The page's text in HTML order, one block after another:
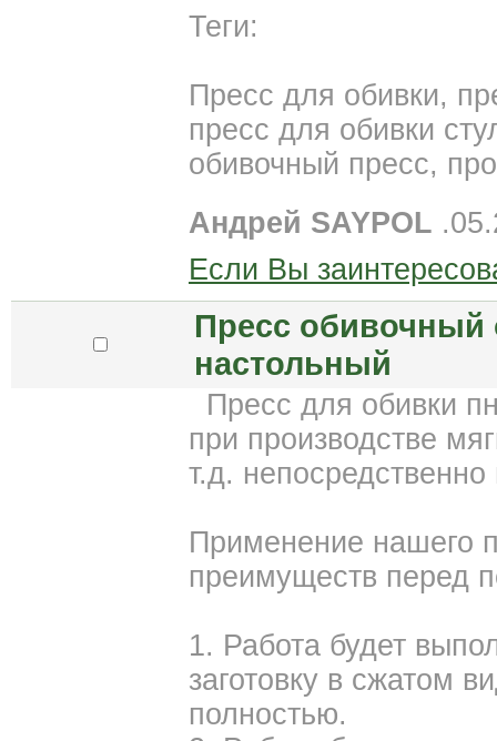
Теги:
Пресс для обивки,
пресс для обивки
обивочный пресс,
Андрей SAYPOL
Если Вы
Пресс обивочный
настольный
Пресс для обивки
при производстве
т.д.
Применение нашего
преимуществ перед
1. Работа будет
заготовку в сжатом
полностью.